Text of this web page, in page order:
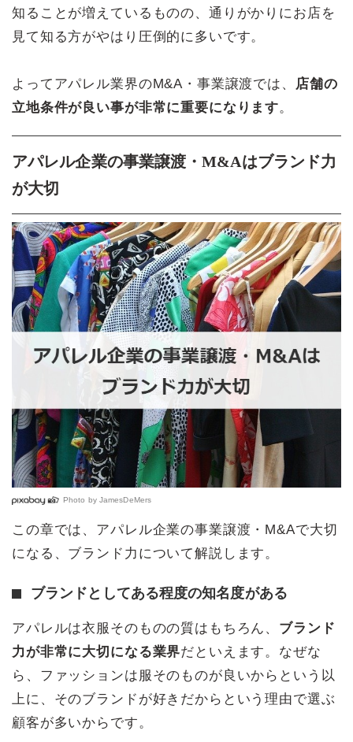
知ることが増えているものの、通りがかりにお店を
見て知る方がやはり圧倒的に多いです。
よってアパレル業界のM&A・事業譲渡では、
店舗の
立地条件が良い事が非常に重要になります。
アパレル企業の事業譲渡・M&Aはブランド力
が大切
Photo by JamesDeMers
この章では、アパレル企業の事業譲渡・M&Aで大切
になる、ブランド力について解説します。
ブランドとしてある程度の知名度がある
アパレルは衣服そのものの質はもちろん、 ブランド
力が非常に大切になる業界だといえます。なぜな
ら、ファッションは服そのものが良いからという以
上に、そのブランドが好きだからという理由で選ぶ
顧客が多いからです。